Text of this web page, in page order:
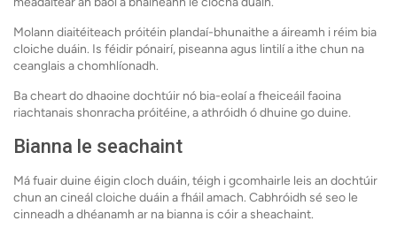
Molann diaitéiteach próitéin plandaí-bhunaithe a áireamh i réim bia
cloiche duáin. Is féidir pónairí, piseanna agus lintilí a ithe chun na
ceanglais a chomhlíonadh.
Ba cheart do dhaoine dochtúir nó bia-eolaí a fheiceáil faoina
riachtanais shonracha próitéine, a athróidh ó dhuine go duine.
Bianna le seachaint
Má fuair duine éigin cloch duáin, téigh i gcomhairle leis an dochtúir
chun an cineál cloiche duáin a fháil amach. Cabhróidh sé seo le
cinneadh a dhéanamh ar na bianna is cóir a sheachaint.